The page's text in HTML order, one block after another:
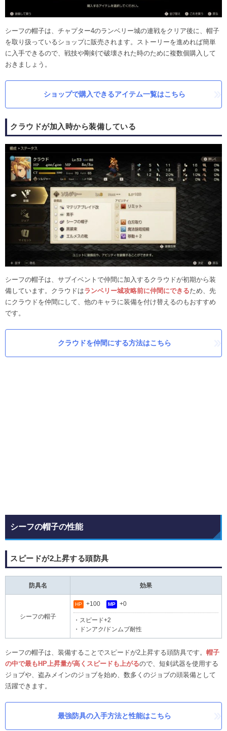
シーフの帽子は、チャプター4のランベリー城の連戦をクリア後に、帽子
を取り扱っているショップに販売されます。ストーリーを進めれば簡単
に入手できるので、戦技や剛剣で破壊された時のために複数個購入して
おきましょう。
ショップで購入できるアイテム一覧はこちら
クラウドが加入時から装備している
シーフの帽子は、サブイベントで仲間に加入するクラウドが初期から装
備しています。クラウドはランベリー城攻略前に仲間にできるため、先
にクラウドを仲間にして、他のキャラに装備を付け替えるのもおすすめ
です。
クラウドを仲間にする方法はこちら
シーフの帽子の性能
スピードが2上昇する頭防具
防具名 効果
シーフの帽子
HP +100 MP +0
・スピード+2
・ドンアク/ドンムブ耐性
シーフの帽子は、装備することでスピードが2上昇する頭防具です。 帽子
の中で最もHP上昇量が高くスピードも上がるので、短剣武器を使用する
ジョブや、盗みメインのジョブを始め、数多くのジョブの頭装備として
活躍できます。
最強防具の入手方法と性能はこちら